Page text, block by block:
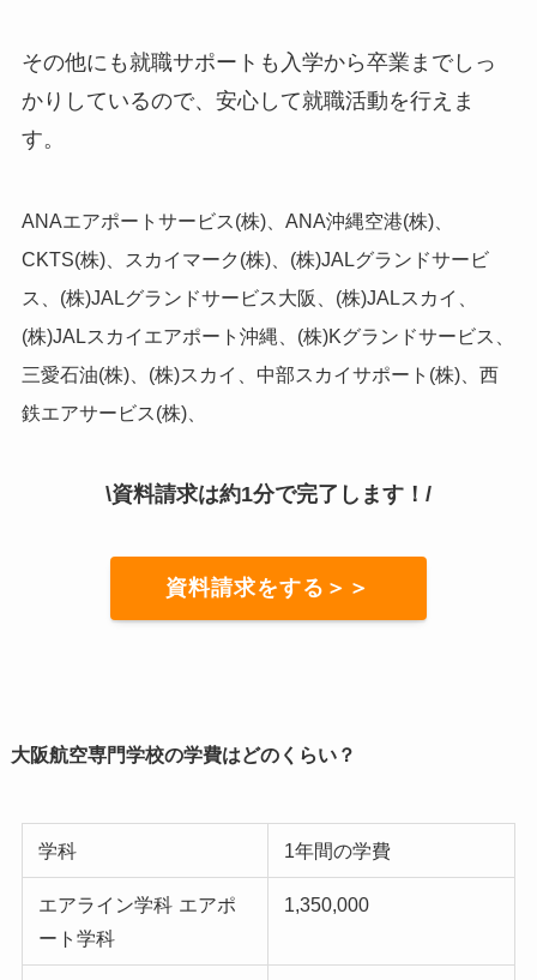
その他にも就職サポートも入学から卒業までしっ
かりしているので、安心して就職活動を行えま
す。
ANAエアポートサービス(株)、ANA沖縄空港(株)、
CKTS(株)、スカイマーク(株)、(株)JALグランドサービ
ス、(株)JALグランドサービス大阪、(株)JALスカイ、
(株)JALスカイエアポート沖縄、(株)Kグランドサービス、
三愛石油(株)、(株)スカイ、中部スカイサポート(株)、西
鉄エアサービス(株)、
\資料請求は約1分で完了します！/
資料請求をする＞＞
大阪航空専門学校の学費はどのくらい？
学科 1年間の学費
エアライン学科 エアポ
ート学科
1,350,000